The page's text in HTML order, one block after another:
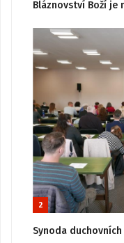
Bláznovství Boží je
2
Synoda